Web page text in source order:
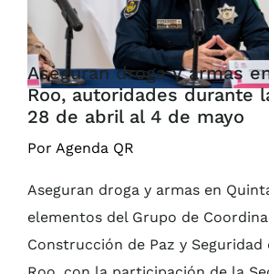
Aseguran droga y armas
Roo, autoridades durante
28 de abril al 4 de mayo
Por Agenda QR
Aseguran droga y armas en
elementos del Grupo de
Construcción de Paz y Seguridad